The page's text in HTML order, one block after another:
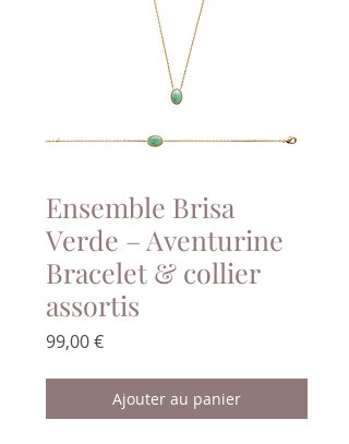
Ensemble Brisa
Verde – Aventurine
Bracelet & collier
assortis
99,00 €Prix
Ajouter au panier